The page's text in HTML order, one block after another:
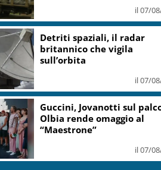
il 07/
Detriti spaziali, il radar
britannico che vigila
sull’orbita
il 07/
Guccini, Jovanotti sul
Olbia rende omaggio al
“Maestrone”
il 07/